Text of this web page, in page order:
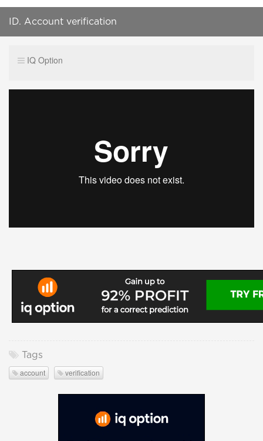
ID. Account verification
IQ Option
Tags
account verification